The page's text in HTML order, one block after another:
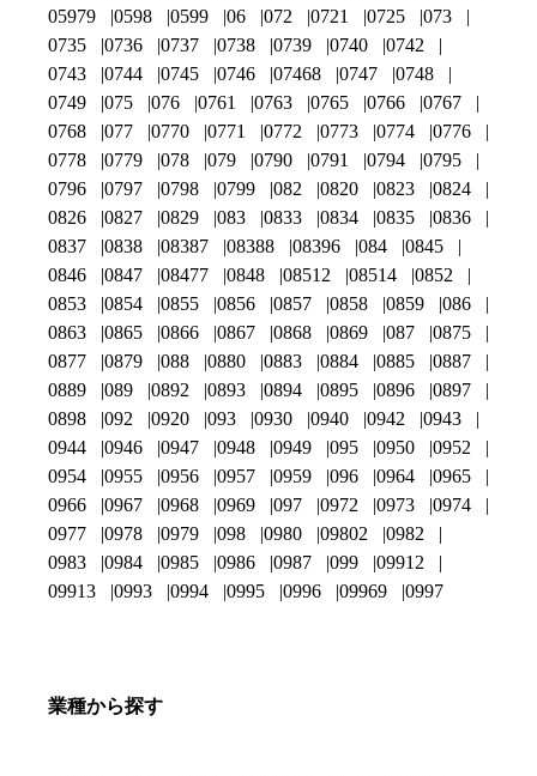
05979
0598 0599 06 072 0721 0725
073
0735
0736 0737 0738 0739 0740
0742
0743
0744 0745 0746 07468 0747
0748
0749
075 076 0761 0763 0765 0766
0767
0768
077 0770 0771 0772 0773 0774
0776
0778
0779 078 079 0790 0791 0794
0795
0796
0797 0798 0799 082 0820 0823
0824
0826
0827 0829 083 0833 0834 0835
0836
0837
0838 08387 08388 08396 084
0845
0846
0847 08477 0848 08512 08514
0852
0853
0854 0855 0856 0857 0858 0859
086
0863
0865 0866 0867 0868 0869 087
0875
0877
0879 088 0880 0883 0884 0885
0887
0889
089 0892 0893 0894 0895 0896
0897
0898
092 0920 093 0930 0940 0942
0943
0944
0946 0947 0948 0949 095 0950
0952
0954
0955 0956 0957 0959 096 0964
0965
0966
0967 0968 0969 097 0972 0973
0974
0977
0978 0979 098 0980 09802
0982
0983
0984 0985 0986 0987 099
09912
09913
0993 0994 0995 0996 09969 0997
業種から探す